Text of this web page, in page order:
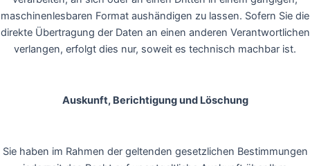
maschinenlesbaren Format aushändigen zu lassen. Sofern Sie die
direkte Übertragung der Daten an einen anderen Verantwortlichen
verlangen, erfolgt dies nur, soweit es technisch machbar ist.
Auskunft, Berichtigung und Löschung
Sie haben im Rahmen der geltenden gesetzlichen Bestimmungen